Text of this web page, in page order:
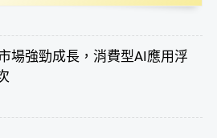
場強勁成長，消費型AI應用浮